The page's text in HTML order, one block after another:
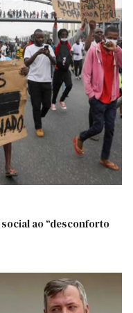
ao “desconforto